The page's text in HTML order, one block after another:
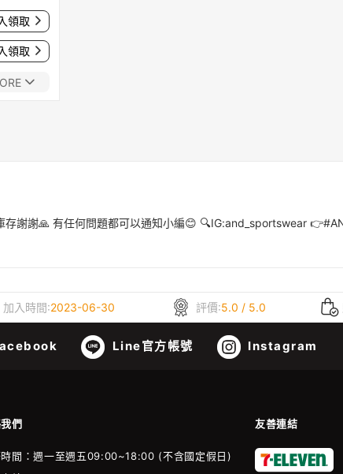
領取
領取
謝謝🙏 有任何問題都可以通知小編😊 🔍IG:and_sportswear
加入時間:2023-06-30 評價:5.0 / 5.0
Line官方帳號 Instagram
們 友善連結
時間：週一至週五09:00~18:00 (不含國定假日)